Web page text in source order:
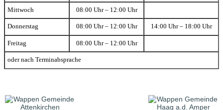
Mittwoch 08:00 Uhr – 12:00 Uhr
Donnerstag 08:00 Uhr – 12:00 Uhr 14:00 Uhr – 18:00 Uhr
Freitag 08:00 Uhr – 12:00 Uhr
oder nach Terminabsprache